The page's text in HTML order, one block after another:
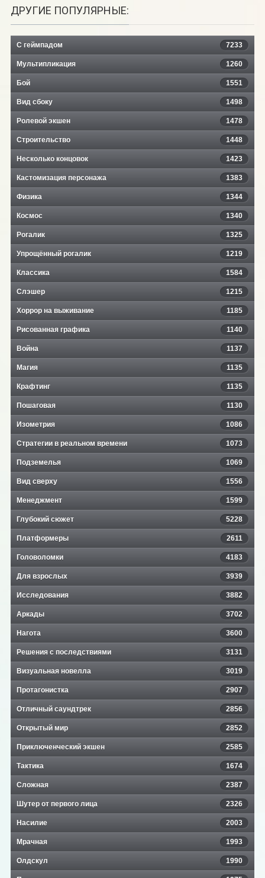
ДРУГИЕ ПОПУЛЯРНЫЕ:
С геймпадом 7233
Мультипликация 1260
Бой 1551
Вид сбоку 1498
Ролевой экшен 1478
Строительство 1448
Несколько концовок 1423
Кастомизация персонажа 1383
Физика 1344
Космос 1340
Рогалик 1325
Упрощённый рогалик 1219
Классика 1584
Слэшер 1215
Хоррор на выживание 1185
Рисованная графика 1140
Война 1137
Магия 1135
Крафтинг 1135
Пошаговая 1130
Изометрия 1086
Стратегии в реальном времени 1073
Подземелья 1069
Вид сверху 1556
Менеджмент 1599
Глубокий сюжет 5228
Платформеры 2611
Головоломки 4183
Для взрослых 3939
Исследования 3882
Аркады 3702
Нагота 3600
Решения с последствиями 3131
Визуальная новелла 3019
Протагонистка 2907
Отличный саундтрек 2856
Открытый мир 2852
Приключенческий экшен 2585
Тактика 1674
Сложная 2387
Шутер от первого лица 2326
Насилие 2003
Мрачная 1993
Олдскул 1990